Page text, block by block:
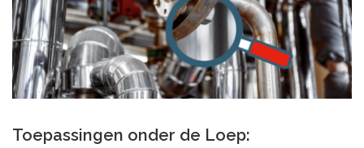
Toepassingen onder de Loep: